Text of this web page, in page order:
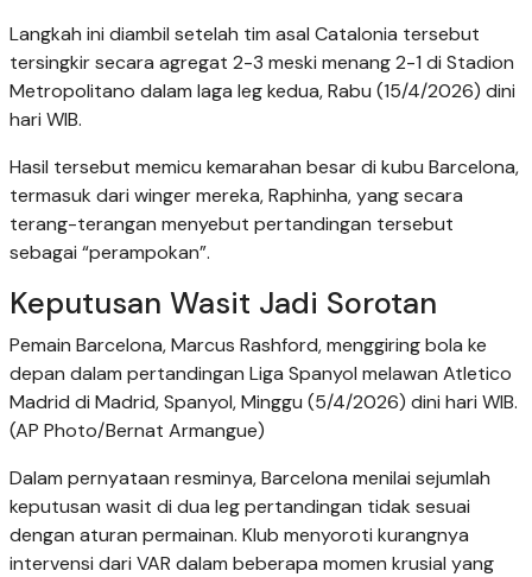
Langkah ini diambil setelah tim asal Catalonia tersebut
tersingkir secara agregat 2-3 meski menang 2-1 di Stadion
Metropolitano dalam laga leg kedua, Rabu (15/4/2026) dini
hari WIB.
Hasil tersebut memicu kemarahan besar di kubu Barcelona,
termasuk dari winger mereka, Raphinha, yang secara
terang-terangan menyebut pertandingan tersebut
sebagai “perampokan”.
Keputusan Wasit Jadi Sorotan
Pemain Barcelona, Marcus Rashford, menggiring bola ke
depan dalam pertandingan Liga Spanyol melawan Atletico
Madrid di Madrid, Spanyol, Minggu (5/4/2026) dini hari WIB.
(AP Photo/Bernat Armangue)
Dalam pernyataan resminya, Barcelona menilai sejumlah
keputusan wasit di dua leg pertandingan tidak sesuai
dengan aturan permainan. Klub menyoroti kurangnya
intervensi dari VAR dalam beberapa momen krusial yang